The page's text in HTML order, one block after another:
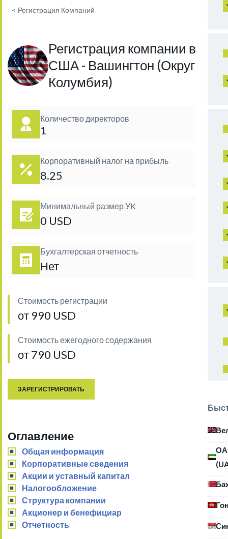
< Регистрация Компаний
Регистрация компании в
США - Вашингтон (Округ
Колумбия)
Количество директоров
1
Корпоративный налог на прибыль
8.25
Минимальный размер УK
0 USD
Бухгалтерская отчетность
Нет
Стоимость регистрации
от 990 USD
Стоимость ежегодного содержания
от 790 USD
ЗАРЕГИСТРИРОВАТЬ
Оглавление
Общая информация
Корпоративные сведения
Акции и уставный капитал
Налогообложение
Структура компании
Акционер и бенефициар
Отчетность